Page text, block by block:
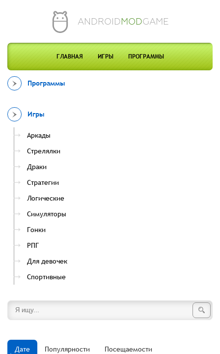
ANDROIDMODGAME
ГЛАВНАЯ ИГРЫ ПРОГРАММЫ
Программы
Игры
Аркады
Стрелялки
Драки
Стратегии
Логические
Симуляторы
Гонки
РПГ
Для девочек
Спортивные
Дате Популярности Посещаемости